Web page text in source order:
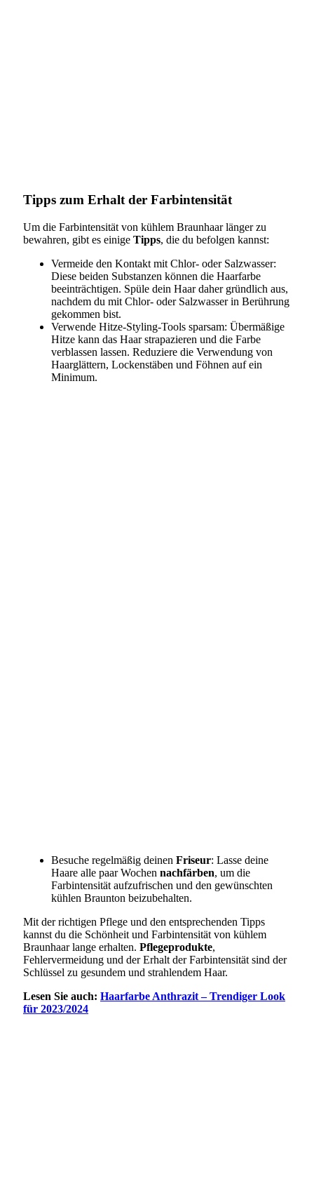
Tipps zum Erhalt der Farbintensität
Um die Farbintensität von kühlem Braunhaar länger zu
bewahren, gibt es einige Tipps, die du befolgen kannst:
Vermeide den Kontakt mit Chlor- oder Salzwasser:
Diese beiden Substanzen können die Haarfarbe
beeinträchtigen. Spüle dein Haar daher gründlich aus,
nachdem du mit Chlor- oder Salzwasser in Berührung
gekommen bist.
Verwende Hitze-Styling-Tools sparsam: Übermäßige
Hitze kann das Haar strapazieren und die Farbe
verblassen lassen. Reduziere die Verwendung von
Haarglättern, Lockenstäben und Föhnen auf ein
Minimum.
Besuche regelmäßig deinen Friseur: Lasse deine
Haare alle paar Wochen nachfärben, um die
Farbintensität aufzufrischen und den gewünschten
kühlen Braunton beizubehalten.
Mit der richtigen Pflege und den entsprechenden Tipps
kannst du die Schönheit und Farbintensität von kühlem
Braunhaar lange erhalten. Pflegeprodukte,
Fehlervermeidung und der Erhalt der Farbintensität sind der
Schlüssel zu gesundem und strahlendem Haar.
Lesen Sie auch: Haarfarbe Anthrazit – Trendiger Look
für 2023/2024